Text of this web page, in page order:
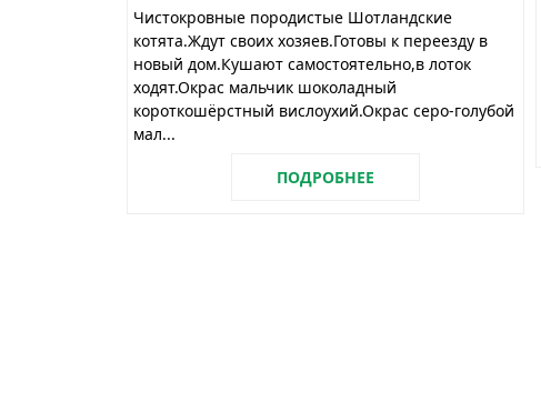
Чистокровные породистые Шотландские
котята.Ждут своих хозяев.Готовы к переезду в
новый дом.Кушают самостоятельно,в лоток
ходят.Окрас мальчик шоколадный
короткошёрстный вислоухий.Окрас серо-голубой
мал...
ПОДРОБНЕЕ